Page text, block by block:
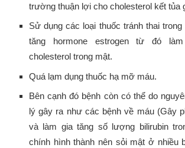
trường thuận lợi cho cholesterol kết tủa
Sử dụng các loại thuốc tránh thai
tăng hormone estrogen từ đó
cholesterol trong mật.
Quá lạm dụng thuốc hạ mỡ máu.
Bên cạnh đó bệnh còn có thể do
lý gây ra như các bệnh về máu (Gây
và làm gia tăng số lượng bilirubin
chính hình thành nên sỏi mật ở nhiều